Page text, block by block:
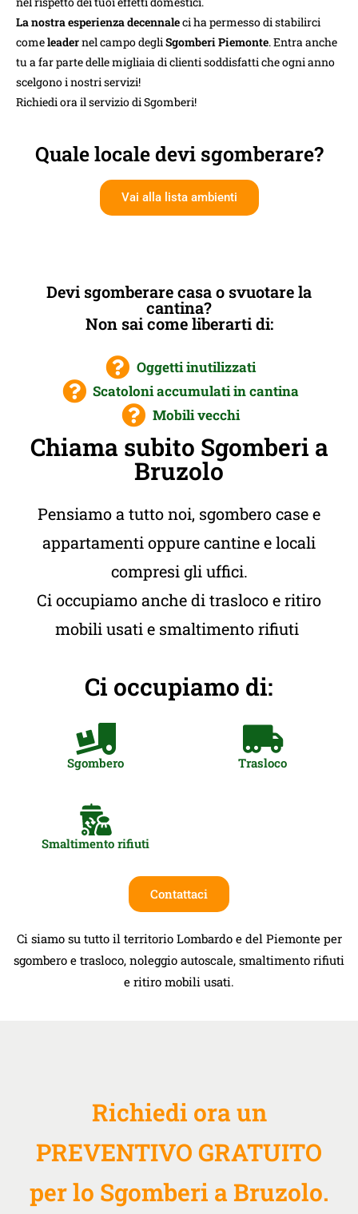
La nostra esperienza decennaleci ha permesso di stabilirci
comeleadernel campo degliSgomberi Piemonte. Entra anche
tu a far parte delle migliaia di clienti soddisfatti che ogni anno
scelgono i nostri servizi!
Richiedi ora il servizio di Sgomberi!
Quale locale devi sgomberare?
Vai alla lista ambienti
Devi sgomberare casa o svuotare la
cantina?
Non sai come liberarti di:
Oggetti inutilizzati
Scatoloni accumulati in cantina
Mobili vecchi
Chiama subito Sgomberi a
Bruzolo
Pensiamo a tutto noi, sgombero case e
appartamenti oppure cantine e locali
compresi gli uffici.
Ci occupiamo anche di trasloco e ritiro
mobili usati e smaltimento rifiuti
Ci occupiamo di:
Sgombero Trasloco
Smaltimento rifiuti
Contattaci
Ci siamo su tutto il territorio Lombardo e del Piemonte per
sgombero e trasloco, noleggio autoscale, smaltimento rifiuti
e ritiro mobili usati.
Richiedi ora un
PREVENTIVO GRATUITO
per lo Sgomberi a Bruzolo.